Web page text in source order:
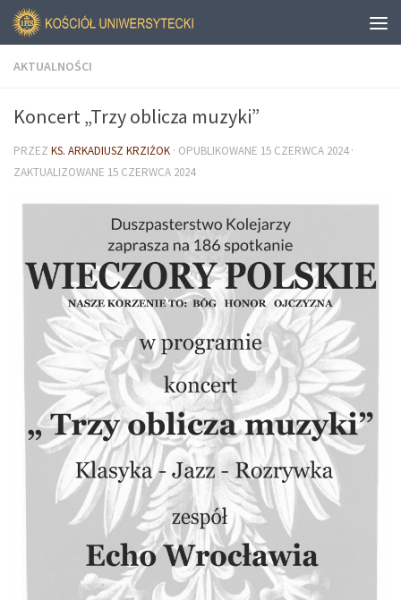
AKTUALNOŚCI
Koncert „Trzy oblicza muzyki”
PRZEZ KS. ARKADIUSZ KRZIŻOK · OPUBLIKOWANE 15 CZERWCA 2024·
ZAKTUALIZOWANE 15 CZERWCA 2024